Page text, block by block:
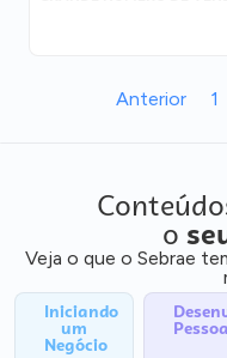
Anterior 1
o
Veja o que o Sebrae
Iniciando
um
Negócio